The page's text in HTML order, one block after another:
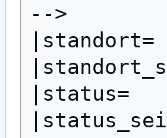
-->
|standort=
|status=